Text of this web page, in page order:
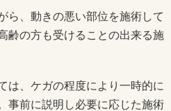
ら、動きの悪い部位を施術して
齢の方も受けることの出来る施
は、ケガの程度により一時的に
事前に説明し必要に応じた施術